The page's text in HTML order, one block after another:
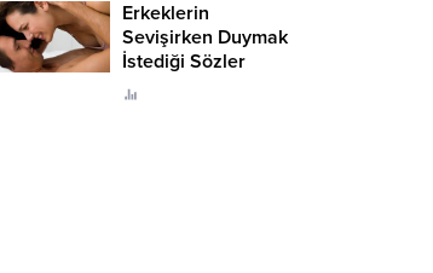
Erkeklerin
Sevişirken Duymak
İstediği Sözler
Neler?